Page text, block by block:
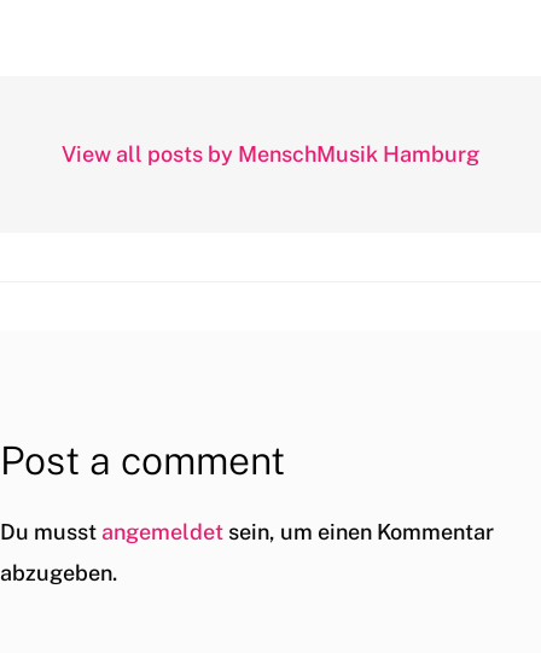
View all posts by MenschMusik Hamburg
Post a comment
Du musst angemeldet sein, um einen Kommentar
abzugeben.